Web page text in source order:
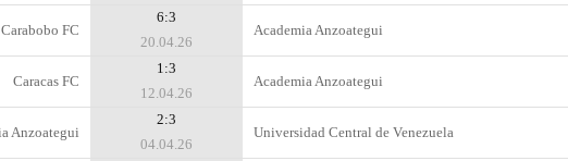
Carabobo FC
6:3
20.04.26
Academia Anzoategui
Caracas FC
1:3
12.04.26
Academia Anzoategui
Anzoategui
2:3
04.04.26
Universidad Central de Venezuela